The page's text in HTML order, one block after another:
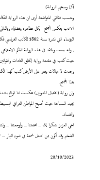
(كما وصفتهم الرواية).
وحسب ثقافتي المتواضعة أرى ان هذه الرواية
الادب يعكس المجتمع بكل مظاهره وقضاياه
البؤساء التي نشرة سنة
, وانه يصف وينتقد في هذه الرواية الظلم
حيث كتب في مقدمة رواية (تخلق العادات
وجدت لا مبالات وفقر على الأرض كتب كهذا
هذا المجتمع.
وان رواية (اغتيال المدونين) عكست لنا
يجيد السباحة حيث أصبح المواطن العراقي
والفساد.
اخي العزيز شكرا لك ... امتعتنا ... وأوجعتنا ...
الضخم وقد أكون بمن اشعل شمعة في ضوء النهار ...
20/10/2023